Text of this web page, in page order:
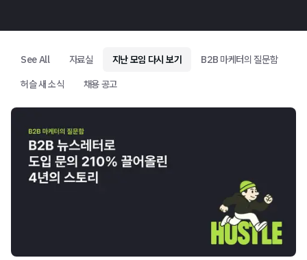
See All 자료실 지난 모임 다시 보기
B2B 마케터의 질문함
허슬 새 소식
채용 공고